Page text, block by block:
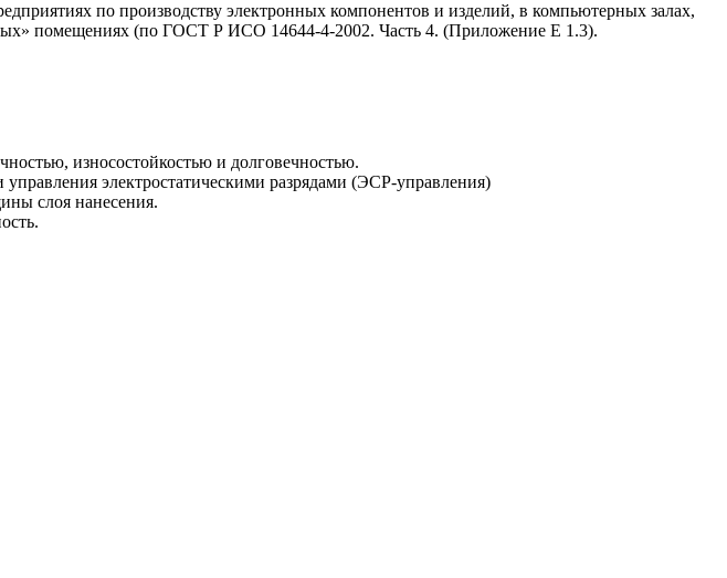
по производству электронных компонентов и изделий, в компьютерных залах,
помещениях (по ГОСТ Р ИСО 14644-4-2002. Часть 4. (Приложение Е 1.3).
износостойкостью и долговечностью.
электростатическими разрядами (ЭСР-управления)
слоя нанесения.